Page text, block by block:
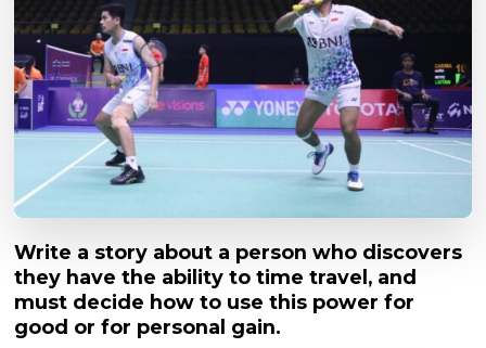
Write a story about a person who discovers
they have the ability to time travel, and
must decide how to use this power for
good or for personal gain.